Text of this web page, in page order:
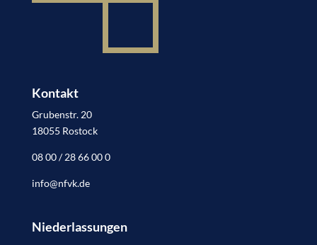
Kontakt
Grubenstr. 20
18055 Rostock
08 00 / 28 66 00 0
info@nfvk.de
Niederlassungen